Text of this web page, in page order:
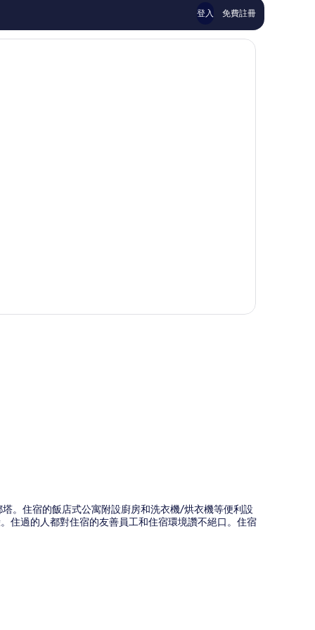
論
登入 免費註冊
。住宿的飯店式公寓附設廚房和洗衣機/烘衣機等便利設
住過的人都對住宿的友善員工和住宿環境讚不絕口。住宿